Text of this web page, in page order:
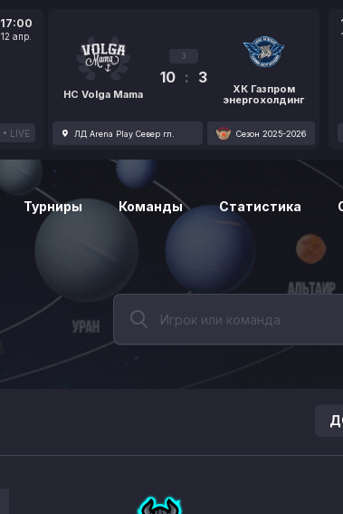
17:00
12 апр.
LIVE
HC Volga Mama
3
10 : 3
ХК Газпром
энергохолдинг
ЛД Arena Play Север гл. Сезон 2025-2026
Турниры Команды Статистика